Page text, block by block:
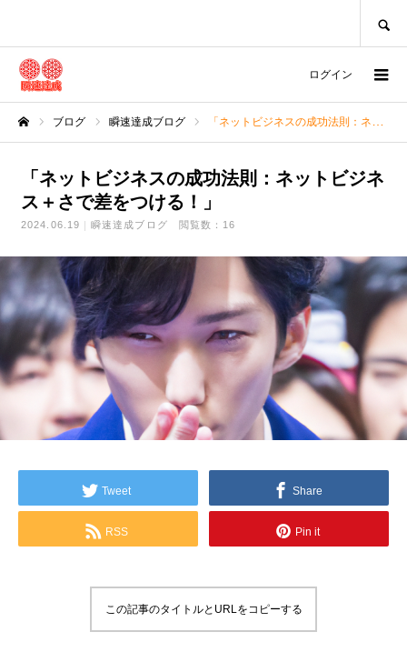
ログイン
ブログ 瞬速達成ブログ 「ネットビジネスの成功法則：ネットビジネス＋さで差をつける！」
「ネットビジネスの成功法則：ネットビジネ
ス＋さで差をつける！」
2024.06.19 瞬速達成ブログ 閲覧数：16
Tweet Share
RSS Pin it
この記事のタイトルとURLをコピーする